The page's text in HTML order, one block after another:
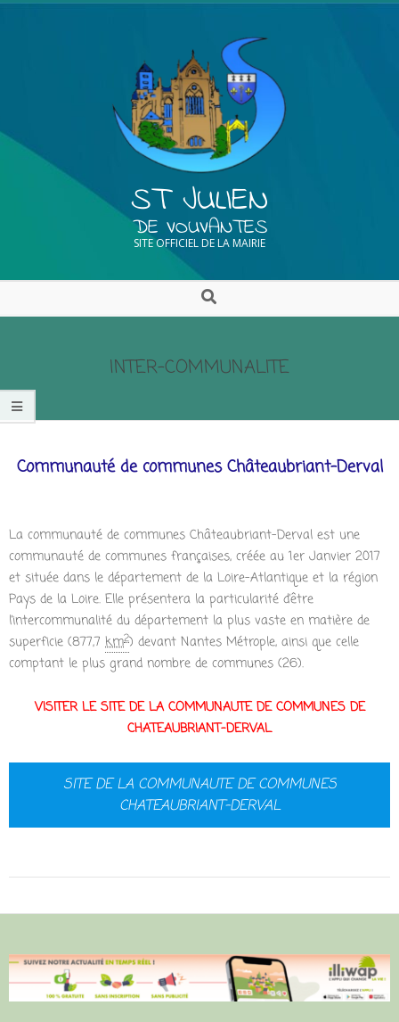
ST JULIEN
DE VOUVANTES
SITE OFFICIEL DE LA MAIRIE
INTER-COMMUNALITE
Communauté de communes Châteaubriant-Derval
La communauté de communes Châteaubriant-Derval est une
communauté de communes françaises, créée au 1er Janvier 2017
et située dans le département de la Loire-Atlantique et la région
Pays de la Loire. Elle présentera la particularité d’être
l’intercommunalité du département la plus vaste en matière de
superficie (877,7 km2) devant Nantes Métrople, ainsi que celle
comptant le plus grand nombre de communes (26).
VISITER LE SITE DE LA COMMUNAUTE DE COMMUNES DE
CHATEAUBRIANT-DERVAL
SITE DE LA COMMUNAUTE DE COMMUNES
CHATEAUBRIANT-DERVAL